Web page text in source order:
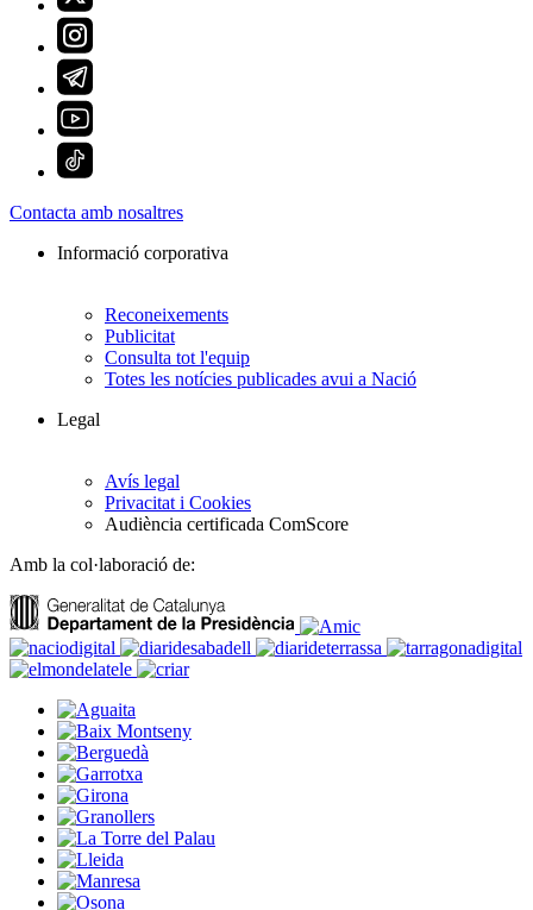
Contacta amb nosaltres
Informació corporativa
Reconeixements
Publicitat
Consulta tot l'equip
Totes les notícies publicades avui a Nació
Legal
Avís legal
Privacitat i Cookies
Audiència certificada ComScore
Amb la col·laboració de: